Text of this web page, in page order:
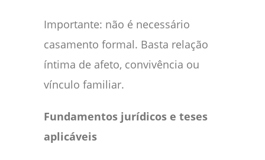
Importante: não é necessário
casamento formal. Basta relação
íntima de afeto, convivência ou
vínculo familiar.
Fundamentos jurídicos e teses
aplicáveis